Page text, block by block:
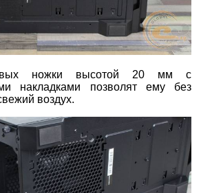
ножки высотой 20 мм с
накладками позволят ему без
воздух.